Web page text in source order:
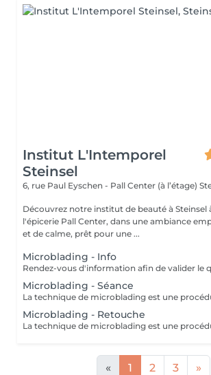
Institut L'Intemporel
Steinsel
6, rue Paul Eyschen - Pall Center (à l’étage)
Découvrez notre institut de beauté à Steinsel
l'épicerie Pall Center, dans une ambiance
et de calme, prêt pour une ...
Microblading - Info
Microblading - Séance
Microblading - Retouche
« 1 2 3 »